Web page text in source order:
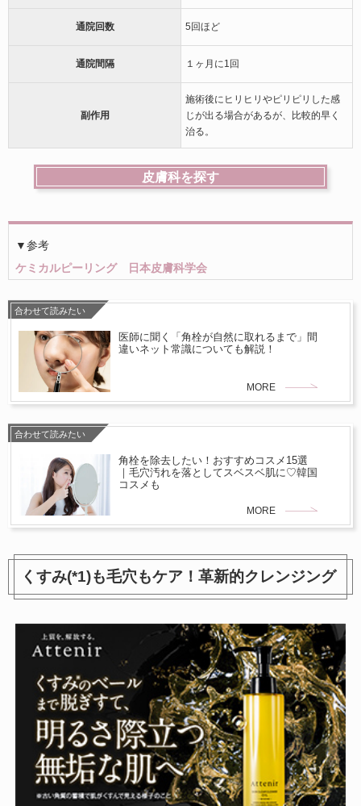
通院回数 5回ほど
通院間隔 １ヶ月に1回
副作用
施術後にヒリヒリやピリピリした感
じが出る場合があるが、比較的早く
治る。
皮膚科を探す
▼参考
ケミカルピーリング 日本皮膚科学会
合わせて読みたい
医師に聞く「角栓が自然に取れるまで」間
違いネット常識についても解説！
MORE
合わせて読みたい
角栓を除去したい！おすすめコスメ15選
｜毛穴汚れを落としてスベスベ肌に♡韓国
コスメも
MORE
くすみ(*1)も毛穴もケア！革新的クレンジング